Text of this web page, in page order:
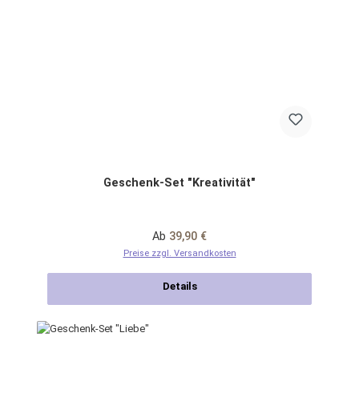
Geschenk-Set "Kreativität"
Regulärer Preis:
Ab 39,90 €
Preise zzgl. Versandkosten
Details